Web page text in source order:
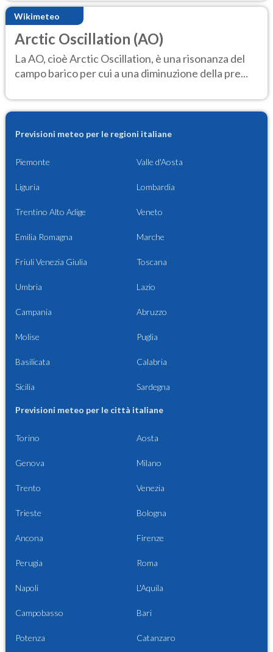
Wikimeteo
Arctic Oscillation (AO)
La AO, cioè Arctic Oscillation, è una risonanza del
campo barico per cui a una diminuzione della pre...
Previsioni meteo per le regioni italiane
Piemonte Valle d'Aosta
Liguria Lombardia
Trentino Alto Adige Veneto
Emilia Romagna Marche
Friuli Venezia Giulia Toscana
Umbria Lazio
Campania Abruzzo
Molise Puglia
Basilicata Calabria
Sicilia Sardegna
Previsioni meteo per le città italiane
Torino Aosta
Genova Milano
Trento Venezia
Trieste Bologna
Ancona Firenze
Perugia Roma
Napoli L'Aquila
Campobasso Bari
Potenza Catanzaro